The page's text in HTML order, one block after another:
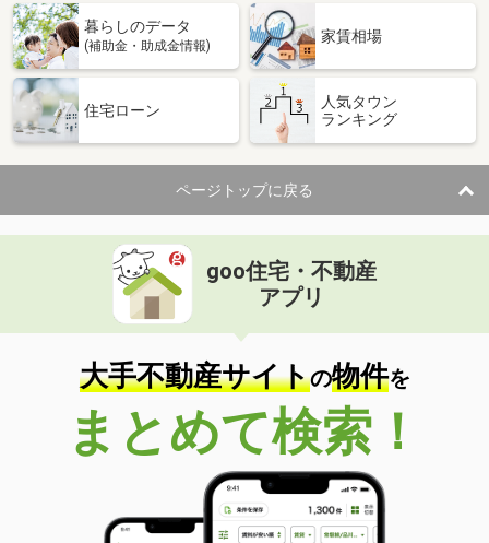
専有面積 23.71m²
間取り
宮崎県宮崎市花ケ島町笹原
住 所
宮崎県宮崎市花ケ島町笹原
専有面積 28.15m²
間取り
1K
宮崎県宮崎市学園木花台桜１
価 格
住 所
宮崎県宮崎市学園木花台桜１
専有面積 28.02m²
間取り
1K
宮崎県宮崎市祇園４
価 格
4.60万円
宮崎県宮崎市祇園４
23.18m²
間取り
1K
暮らしのデータ
(補助金・助成金情報)
家賃相場
住宅ローン
人気タウン
ランキング
ページトップに戻る
goo住宅・不動産
アプリ
大手不動産サイトの物件を
まとめて検索！